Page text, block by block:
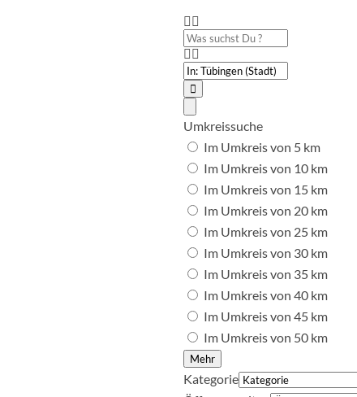
Was
suchst
Du
?
PLZ
oder
Ort
Filters
Umkreissuche
Im Umkreis von 5 km
Im Umkreis von 10 km
Im Umkreis von 15 km
Im Umkreis von 20 km
Im Umkreis von 25 km
Im Umkreis von 30 km
Im Umkreis von 35 km
Im Umkreis von 40 km
Im Umkreis von 45 km
Im Umkreis von 50 km
Mehr
Kategorie